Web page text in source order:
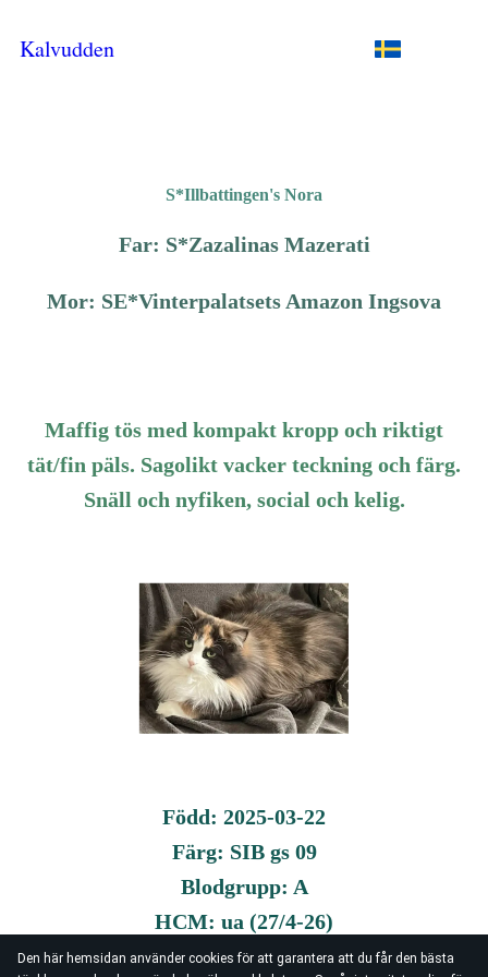
Den här hemsidan använder cookies för att garantera att du får den bästa
Kalvudden
S*Illbattingen's Nora
Far: S*Zazalinas Mazerati
Mor: SE*Vinterpalatsets Amazon Ingsova
Maffig tös med kompakt kropp och riktigt
tät/fin päls. Sagolikt vacker teckning och färg.
Snäll och nyfiken, social och kelig.
Född: 2025-03-22
Färg: SIB gs 09
Blodgrupp: A
HCM: ua (27/4-26)
PKD: fri via föräldrar + testad ua (27/4-26)